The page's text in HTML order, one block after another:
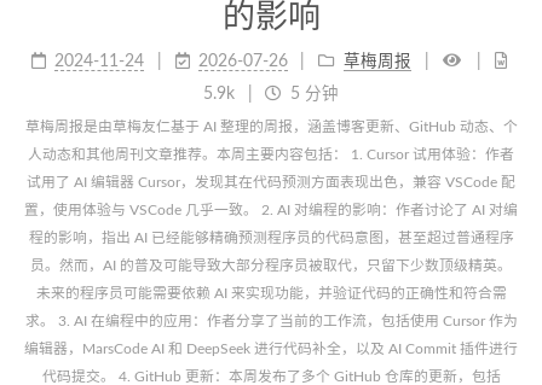
的影响
2024-11-24 2026-07-26
草梅周报
5.9k
5 分钟
草梅周报是由草梅友仁基于 AI 整理的周报，涵盖博客更新、GitHub 动态、个
人动态和其他周刊文章推荐。本周主要内容包括： 1. Cursor 试用体验：作者
试用了 AI 编辑器 Cursor，发现其在代码预测方面表现出色，兼容 VSCode 配
置，使用体验与 VSCode 几乎一致。 2. AI 对编程的影响：作者讨论了 AI 对编
程的影响，指出 AI 已经能够精确预测程序员的代码意图，甚至超过普通程序
员。然而，AI 的普及可能导致大部分程序员被取代，只留下少数顶级精英。
未来的程序员可能需要依赖 AI 来实现功能，并验证代码的正确性和符合需
求。 3. AI 在编程中的应用：作者分享了当前的工作流，包括使用 Cursor 作为
编辑器，MarsCode AI 和 DeepSeek 进行代码补全，以及 AI Commit 插件进行
代码提交。 4. GitHub 更新：本周发布了多个 GitHub 仓库的更新，包括